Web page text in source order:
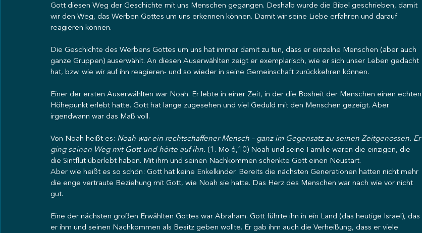
Gott diesen Weg der Geschichte mit uns Menschen gegangen. Deshalb wurde die Bibel geschrieben, damit
wir den Weg, das Werben Gottes um uns erkennen können. Damit wir seine Liebe erfahren und darauf
reagieren können.
Die Geschichte des Werbens Gottes um uns hat immer damit zu tun, dass er einzelne Menschen (aber auch
ganze Gruppen) auserwählt. An diesen Auserwählten zeigt er exemplarisch, wie er sich unser Leben gedacht
hat, bzw. wie wir auf ihn reagieren- und so wieder in seine Gemeinschaft zurückkehren können.
Einer der ersten Auserwählten war Noah. Er lebte in einer Zeit, in der die Bosheit der Menschen einen echten
Höhepunkt erlebt hatte. Gott hat lange zugesehen und viel Geduld mit den Menschen gezeigt. Aber
irgendwann war das Maß voll.
Von Noah heißt es: Noah war ein rechtschaffener Mensch – ganz im Gegensatz zu seinen Zeitgenossen. Er
ging seinen Weg mit Gott und hörte auf ihn. (1. Mo 6,10) Noah und seine Familie waren die einzigen, die
die Sintflut überlebt haben. Mit ihm und seinen Nachkommen schenkte Gott einen Neustart.
Aber wie heißt es so schön: Gott hat keine Enkelkinder. Bereits die nächsten Generationen hatten nicht mehr
die enge vertraute Beziehung mit Gott, wie Noah sie hatte. Das Herz des Menschen war nach wie vor nicht
gut.
Eine der nächsten großen Erwählten Gottes war Abraham. Gott führte ihn in ein Land (das heutige Israel), das
er ihm und seinen Nachkommen als Besitz geben wollte. Er gab ihm auch die Verheißung, dass er viele